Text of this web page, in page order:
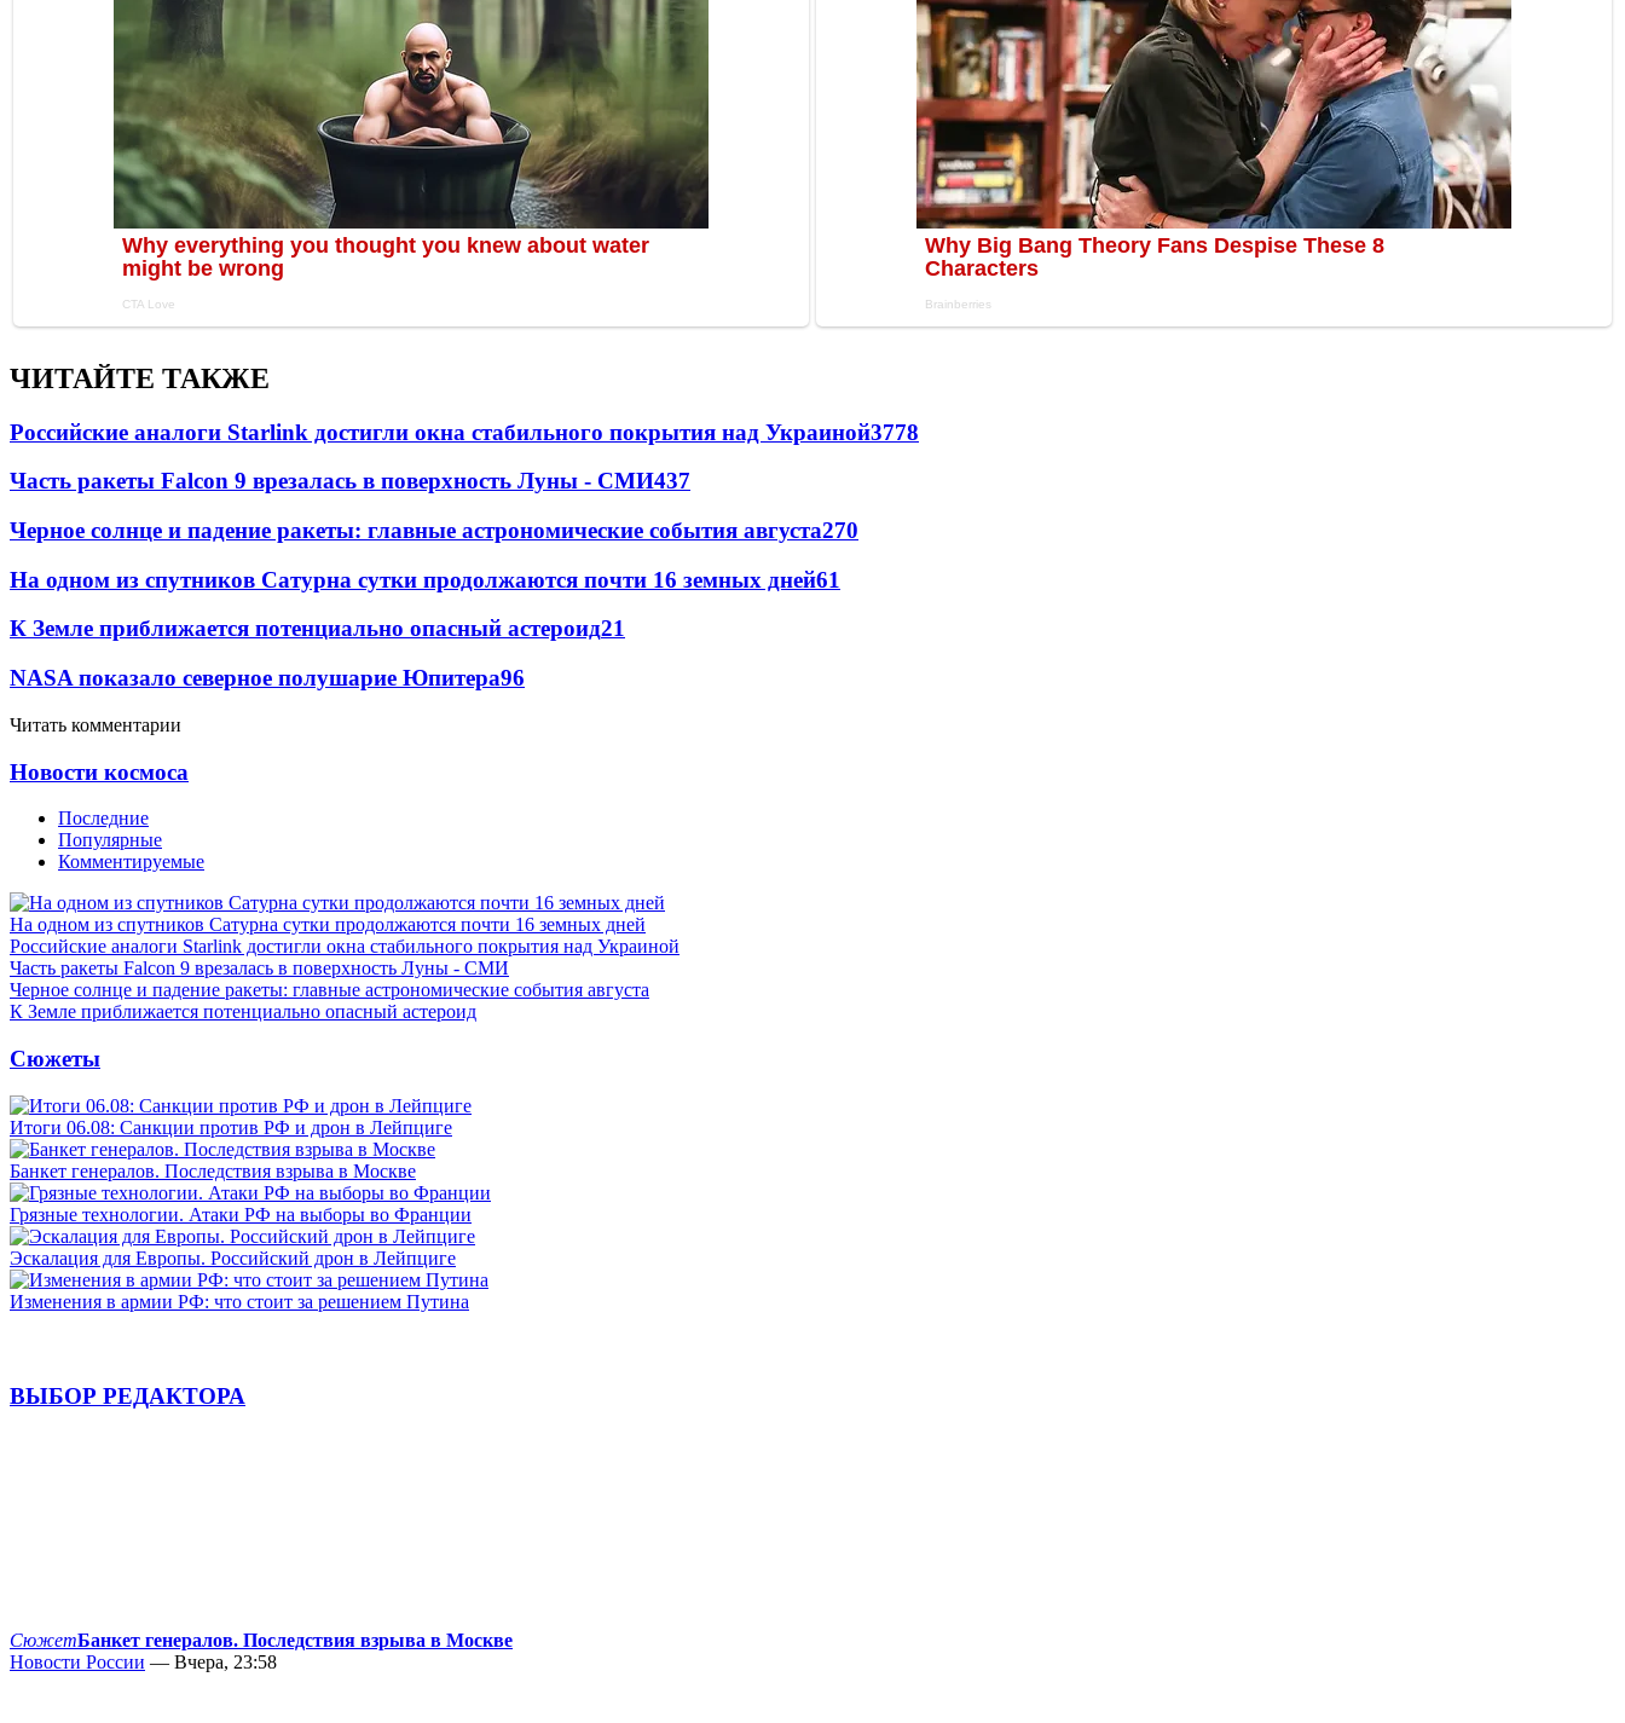
ЧИТАЙТЕ ТАКЖЕ
Российские аналоги Starlink достигли окна стабильного покрытия над Украиной3778
Часть ракеты Falcon 9 врезалась в поверхность Луны - СМИ437
Черное солнце и падение ракеты: главные астрономические события августа270
На одном из спутников Сатурна сутки продолжаются почти 16 земных дней61
К Земле приближается потенциально опасный астероид21
NASA показало северное полушарие Юпитера96
Читать комментарии
Новости космоса
Последние
Популярные
Комментируемые
На одном из спутников Сатурна сутки продолжаются почти 16 земных дней
Российские аналоги Starlink достигли окна стабильного покрытия над Украиной
Часть ракеты Falcon 9 врезалась в поверхность Луны - СМИ
Черное солнце и падение ракеты: главные астрономические события августа
К Земле приближается потенциально опасный астероид
Сюжеты
Итоги 06.08: Санкции против РФ и дрон в Лейпциге
Банкет генералов. Последствия взрыва в Москве
Грязные технологии. Атаки РФ на выборы во Франции
Эскалация для Европы. Российский дрон в Лейпциге
Изменения в армии РФ: что стоит за решением Путина
ВЫБОР РЕДАКТОРА
СюжетБанкет генералов. Последствия взрыва в Москве
Новости России — Вчера, 23:58